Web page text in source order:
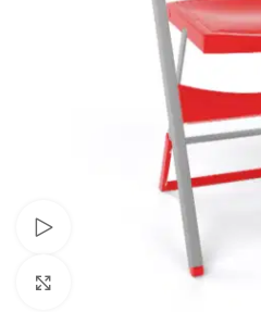
Klick zum Vergrößern